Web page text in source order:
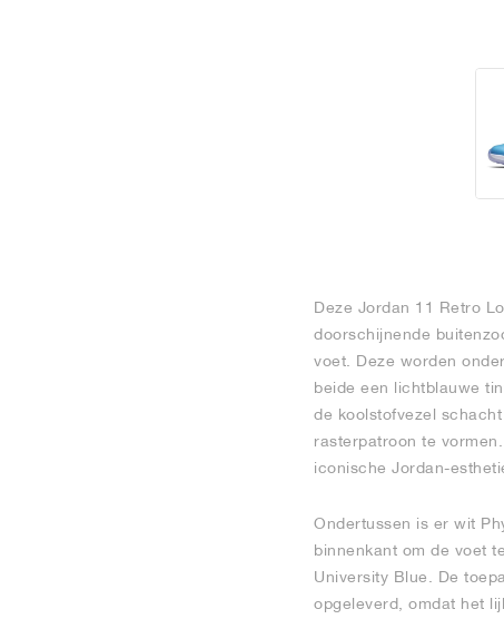
Deze Jordan 11 Retro
doorschijnende
voet. Deze worden
beide een lichtblauwe
de koolstofvezel
rasterpatroon te
iconische Jordan-
Ondertussen is er wit
binnenkant om de voet
University Blue. De
opgeleverd, omdat het